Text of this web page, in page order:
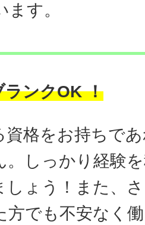
す。
ランクOK！
資格をお持ちで
。しっかり経験
しょう！また、
方でも不安なく